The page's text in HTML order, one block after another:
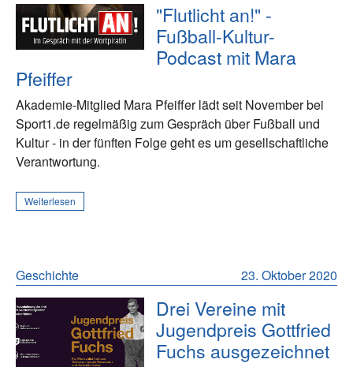
"Flutlicht an!" -
Fußball-Kultur-
Podcast mit Mara
Pfeiffer
Akademie-Mitglied Mara Pfeiffer lädt seit November bei
Sport1.de regelmäßig zum Gespräch über Fußball und
Kultur - in der fünften Folge geht es um gesellschaftliche
Verantwortung.
Weiterlesen
23. Oktober 2020
Geschichte
Drei Vereine mit
Jugendpreis Gottfried
Fuchs ausgezeichnet